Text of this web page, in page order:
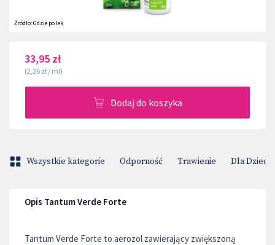
Źródło:Gdzie po lek
33,95 zł
(2,26 zł / ml)
Dodaj do koszyka
Wszystkie kategorie Odporność Trawienie Dla Dzieci
Opis Tantum Verde Forte
Tantum Verde Forte to aerozol zawierający zwiększoną